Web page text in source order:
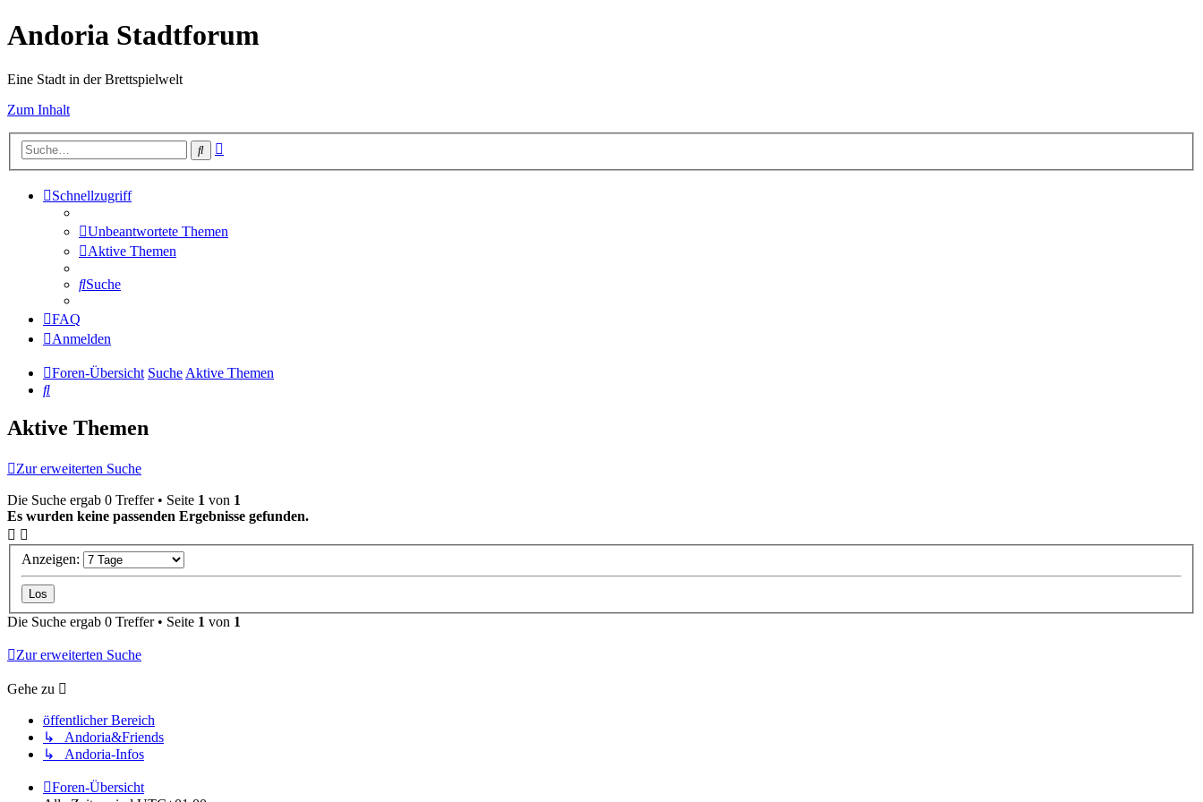
Andoria Stadtforum
Eine Stadt in der Brettspielwelt
Zum Inhalt
Suche
Schnellzugriff
Unbeantwortete Themen
Aktive Themen
Suche
FAQ
Anmelden
Foren-Übersicht SucheAktive Themen
Suche
Aktive Themen
Zur erweiterten Suche
Die Suche ergab 0 Treffer • Seite 1 von 1
Es wurden keine passenden Ergebnisse gefunden.
Anzeigen:
Die Suche ergab 0 Treffer • Seite 1 von 1
Zur erweiterten Suche
Gehe zu
öffentlicher Bereich
↳ Andoria&Friends
↳ Andoria-Infos
Foren-Übersicht